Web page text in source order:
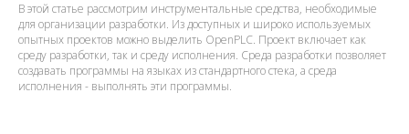
В этой статье рассмотрим инструментальные средства, необходимые
для организации разработки. Из доступных и широко используемых
опытных проектов можно выделить OpenPLC. Проект включает как
среду разработки, так и среду исполнения. Среда разработки позволяет
создавать программы на языках из стандартного стека, а среда
исполнения - выполнять эти программы.